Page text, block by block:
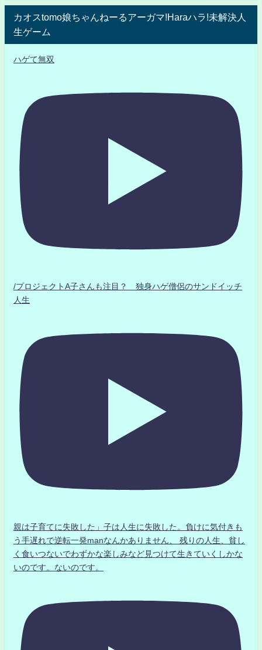
カオスtomo娘ちゃんねーるアーガマ!Haraハラ!未解決人
生ゲーム
ハゲて無双
/プロジェクトA子さんも注目？ 独身ハゲ僧侶のサンドイッチ
人生
親は子育てに失敗した」子は人生に失敗した。負けに気付きも
う手遅れで逆転一発manなんかありません、 残りの人生、貧し
く食いつないでわずかな楽しみなど見つけて生きていくしかな
いのです。ないのです。